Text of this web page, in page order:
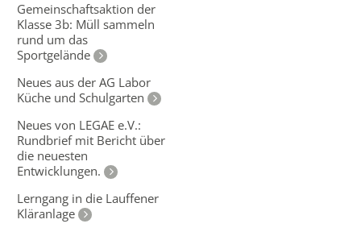
Gemeinschaftsaktion der
Klasse 3b: Müll sammeln
rund um das
Sportgelände
Neues aus der AG Labor
Küche und Schulgarten
Neues von LEGAE e.V.:
Rundbrief mit Bericht über
die neuesten
Entwicklungen.
Lerngang in die Lauffener
Kläranlage